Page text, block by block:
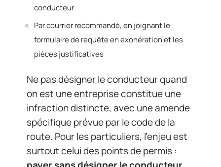
conducteur
Par courrier recommandé, en joignant le
formulaire de requête en exonération et les
pièces justificatives
Ne pas désigner le conducteur quand
on est une entreprise constitue une
infraction distincte, avec une amende
spécifique prévue par le code de la
route. Pour les particuliers, l’enjeu est
surtout celui des points de permis :